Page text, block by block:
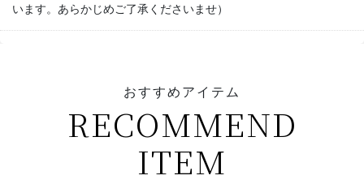
います。あらかじめご了承くださいませ）
おすすめアイテム
RECOMMEND
ITEM